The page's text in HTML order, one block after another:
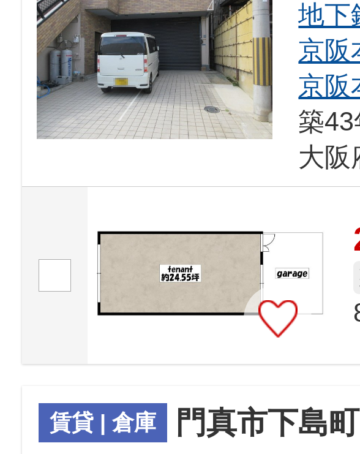
地下
京阪
京阪
築
大阪
賃貸 | 倉庫 門真市下島